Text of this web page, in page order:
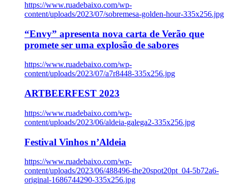
https://www.ruadebaixo.com/wp-
content/uploads/2023/07/sobremesa-golden-hour-335x256.jpg
“Envy” apresenta nova carta de Verão que
promete ser uma explosão de sabores
https://www.ruadebaixo.com/wp-
content/uploads/2023/07/a7r8448-335x256.jpg
ARTBEERFEST 2023
https://www.ruadebaixo.com/wp-
content/uploads/2023/06/aldeia-galega2-335x256.jpg
Festival Vinhos n’Aldeia
https://www.ruadebaixo.com/wp-
content/uploads/2023/06/488496-the20spot20pt_04-5b72a6-
original-1686744290-335x256.jpg